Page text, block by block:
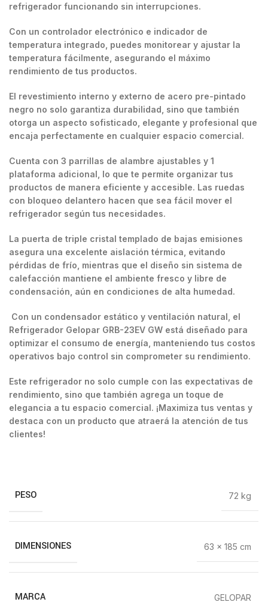
refrigerador funcionando sin interrupciones.
Con un controlador electrónico e indicador de
temperatura integrado, puedes monitorear y ajustar la
temperatura fácilmente, asegurando el máximo
rendimiento de tus productos.
El revestimiento interno y externo de acero pre-pintado
negro no solo garantiza durabilidad, sino que también
otorga un aspecto sofisticado, elegante y profesional que
encaja perfectamente en cualquier espacio comercial.
Cuenta con 3 parrillas de alambre ajustables y 1
plataforma adicional, lo que te permite organizar tus
productos de manera eficiente y accesible. Las ruedas
con bloqueo delantero hacen que sea fácil mover el
refrigerador según tus necesidades.
La puerta de triple cristal templado de bajas emisiones
asegura una excelente aislación térmica, evitando
pérdidas de frío, mientras que el diseño sin sistema de
calefacción mantiene el ambiente fresco y libre de
condensación, aún en condiciones de alta humedad.
Con un condensador estático y ventilación natural, el
Refrigerador Gelopar GRB-23EV GW está diseñado para
optimizar el consumo de energía, manteniendo tus costos
operativos bajo control sin comprometer su rendimiento.
Este refrigerador no solo cumple con las expectativas de
rendimiento, sino que también agrega un toque de
elegancia a tu espacio comercial. ¡Maximiza tus ventas y
destaca con un producto que atraerá la atención de tus
clientes!
PESO 72 kg
DIMENSIONES 63 × 185 cm
MARCA GELOPAR